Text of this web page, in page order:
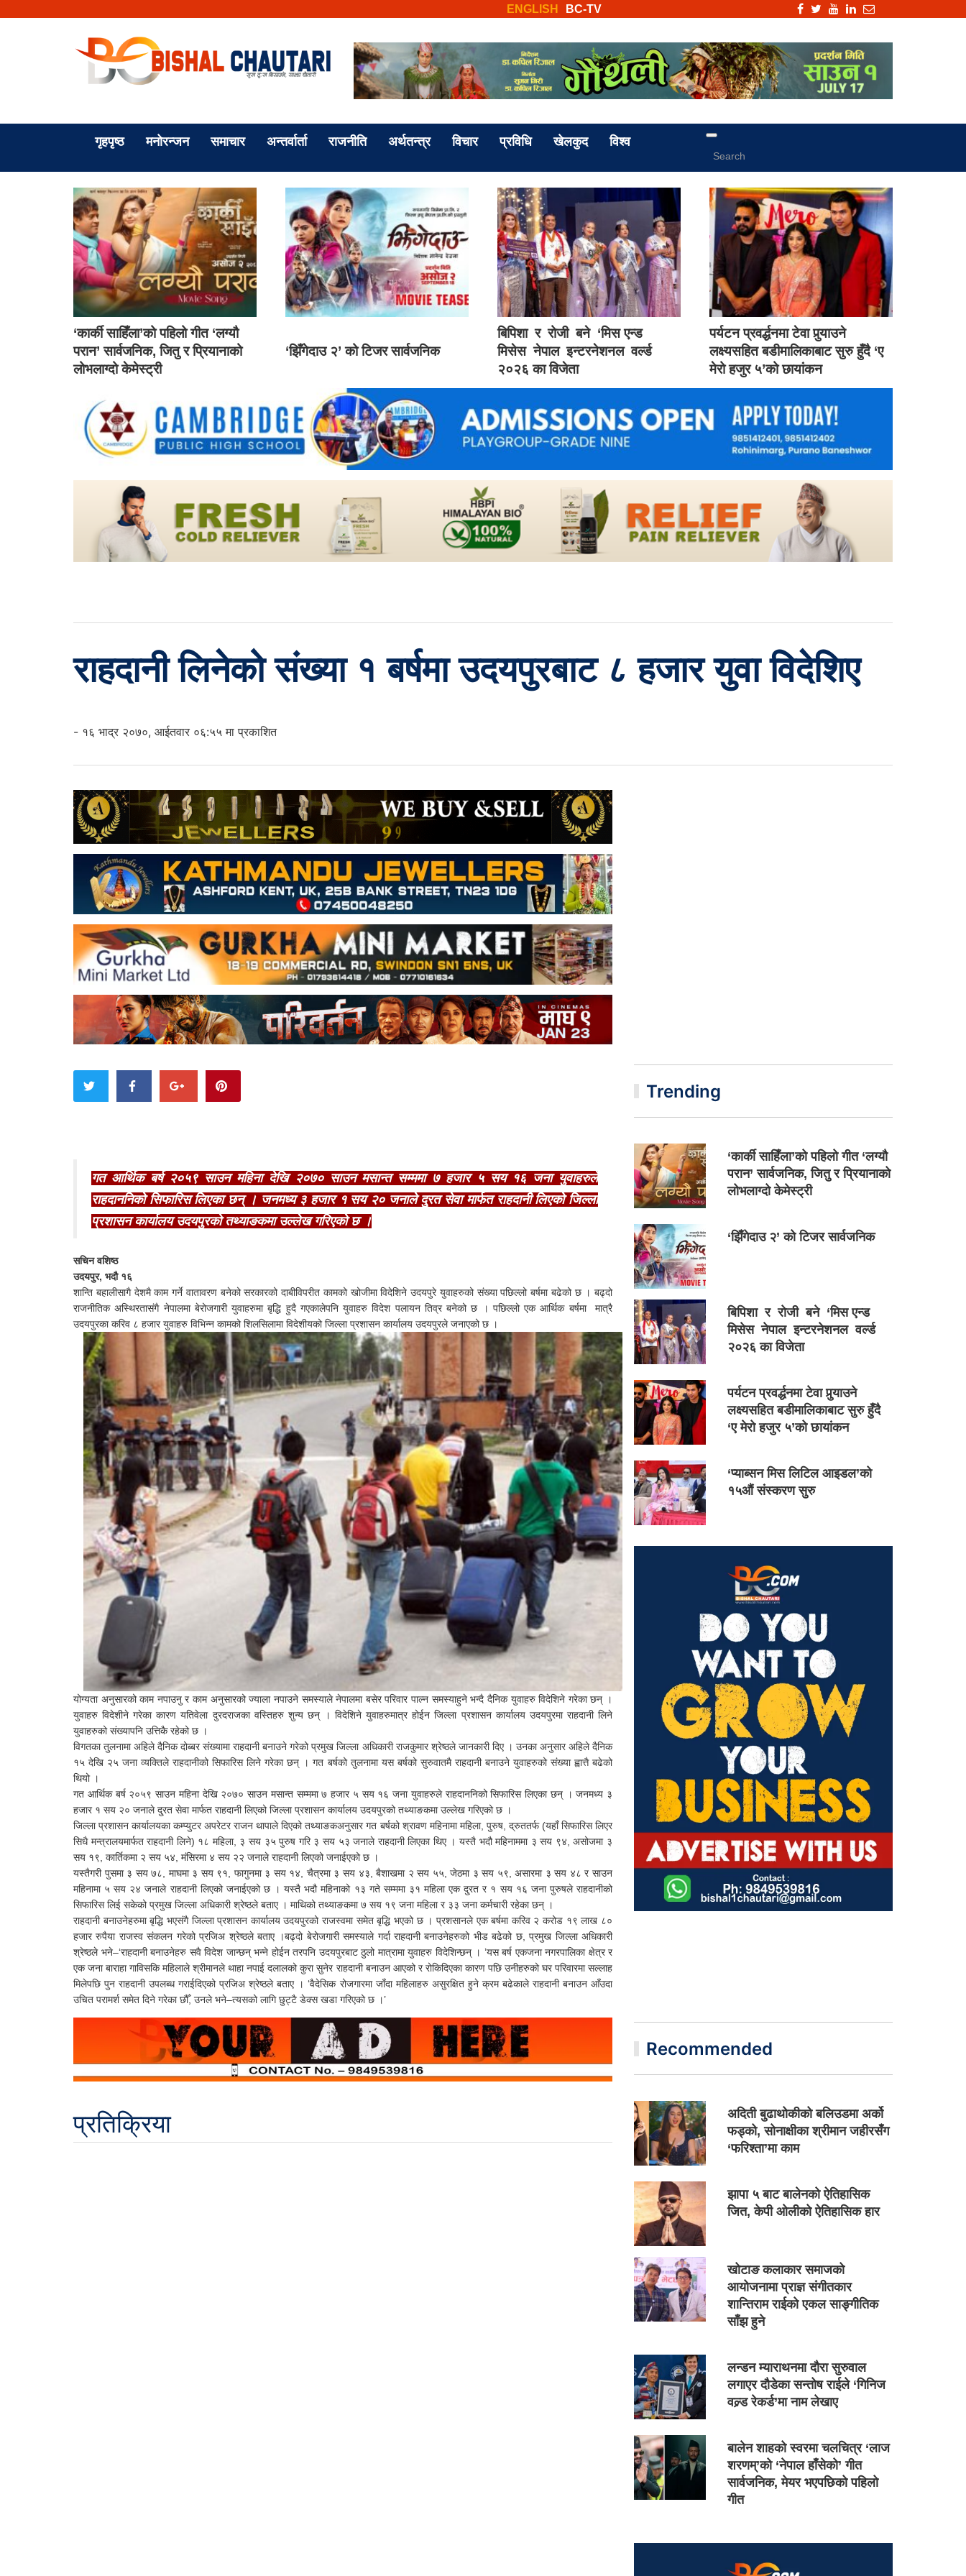
BC-TV
ENGLISH
गृहपृष्ठ मनोरन्जन समाचार अन्तर्वार्ता राजनीति अर्थतन्त्र विचार प्रविधि खेलकुद विश्व
‘कार्की साहिँला’को पहिलो गीत ‘लग्यौ
परान’ सार्वजनिक, जितु र प्रियानाको
लोभलाग्दो केमेस्ट्री
‘झिँगेदाउ २’ को टिजर सार्वजनिक
बिपिशा र रोजी बने ‘मिस एन्ड
मिसेस नेपाल इन्टरनेशनल वर्ल्ड
२०२६ का विजेता
पर्यटन प्रवर्द्धनमा टेवा पुर्‍याउने
लक्ष्यसहित बडीमालिकाबाट सुरु हुँदै ‘ए
मेरो हजुर ५’को छायांकन
राहदानी लिनेको संख्या १ बर्षमा उदयपुरबाट ८ हजार युवा विदेशिए
- १६ भाद्र २०७०, आईतवार ०६:५५ मा प्रकाशित
गत आर्थिक बर्ष २०५९ साउन महिना देखि २०७० साउन मसान्त सम्ममा ७ हजार ५ सय १६ जना युवाहरुले
राहदाननिको सिफारिस लिएका छन् । जनमध्य ३ हजार १ सय २० जनाले दु्रत सेवा मार्फत राहदानी लिएको जिल्ला
प्रशासन कार्यालय उदयपुरको तथ्याङकमा उल्लेख गरिएको छ ।
सचिन वशिष्ठ
उदयपुर, भदौ १६
शान्ति बहालीसागै देशमै काम गर्ने वातावरण बनेको सरकारको दाबीविपरीत कामको खोजीमा विदेशिने उदयपुरे युवाहरुको संख्या पछिल्लो बर्षमा बढेको छ । बढ्दो
राजनीतिक अस्थिरतासंगै नेपालमा बेरोजगारी युवाहरुमा बृद्धि हुदै गएकालेपनि युवाहरु विदेश पलायन तिव्र बनेको छ । पछिल्लो एक आर्थिक बर्षमा मात्रै
उदयपुरका करिव ८ हजार युवाहरु विभिन्न कामको शिलसिलामा विदेशीयको जिल्ला प्रशासन कार्यालय उदयपुरले जनाएको छ ।
योग्यता अनुसारको काम नपाउनु र काम अनुसारको ज्याला नपाउने समस्याले नेपालमा बसेर परिवार पाल्न समस्याहुने भन्दै दैनिक युवाहरु विदेशिने गरेका छन् ।
युवाहरु विदेशीने गरेका कारण यतिवेला दुरदराजका वस्तिहरु शुन्य छन् । विदेशिने युवाहरुमात्र होईन जिल्ला प्रशासन कार्यालय उदयपुरमा राहदानी लिने
युवाहरुको संख्यापनि उत्तिकै रहेको छ ।
विगतका तुलनामा अहिले दैनिक दोब्बर संख्यामा राहदानी बनाउने गरेको प्रमुख जिल्ला अधिकारी राजकुमार श्रेष्ठले जानकारी दिए । उनका अनुसार अहिले दैनिक
१५ देखि २५ जना व्यक्तिले राहदानीको सिफारिस लिने गरेका छन् । गत बर्षको तुलनामा यस बर्षको सुरुवातमै राहदानी बनाउने युवाहरुको संख्या ह्वात्तै बढेको
थियो ।
गत आर्थिक बर्ष २०५९ साउन महिना देखि २०७० साउन मसान्त सम्ममा ७ हजार ५ सय १६ जना युवाहरुले राहदाननिको सिफारिस लिएका छन् । जनमध्य ३
हजार १ सय २० जनाले दु्रत सेवा मार्फत राहदानी लिएको जिल्ला प्रशासन कार्यालय उदयपुरको तथ्याङकमा उल्लेख गरिएको छ ।
जिल्ला प्रशासन कार्यालयका कम्प्युटर अपरेटर राजन थापाले दिएको तथ्याङकअनुसार गत बर्षको श्रावण महिनामा महिला, पुरुष, द्रुततर्फ (यहाँ सिफारिस लिएर
सिधै मन्त्रालयमार्फत राहदानी लिने) १८ महिला, ३ सय ३५ पुरुष गरि ३ सय ५३ जनाले राहदानी लिएका थिए । यस्तै भदौ महिनाममा ३ सय ९४, असोजमा ३
सय १९, कार्तिकमा २ सय ५४, मंसिरमा ४ सय २२ जनाले राहदानी लिएको जनाईएको छ ।
यस्तैगरी पुसमा ३ सय ७८, माघमा ३ सय ९१, फागुनमा ३ सय १४, चैत्रमा ३ सय ४३, बैशाखमा २ सय ५५, जेठमा ३ सय ५९, असारमा ३ सय ४८ र साउन
महिनामा ५ सय २४ जनाले राहदानी लिएको जनाईएको छ । यस्तै भदौ महिनाको १३ गते सम्ममा ३१ महिला एक दु्रत र १ सय १६ जना पुरुषले राहदानीको
सिफारिस लिई सकेको प्रमुख जिल्ला अधिकारी श्रेष्ठले बताए । माथिको तथ्याङकमा ७ सय १९ जना महिला र ३३ जना कर्मचारी रहेका छन् ।
राहदानी बनाउनेहरुमा बृद्धि भएसंगै जिल्ला प्रशासन कार्यालय उदयपुरको राजस्वमा समेत बृद्धि भएको छ । प्रशसानले एक बर्षमा करिव २ करोड १९ लाख ८०
हजार रुपैया राजस्व संकलन गरेको प्रजिअ श्रेष्ठले बताए ।बढ्दो बेरोजगारी समस्याले गर्दा राहदानी बनाउनेहरुको भीड बढेको छ, प्रमुख जिल्ला अधिकारी
श्रेष्ठले भने–‘राहदानी बनाउनेहरु सवै विदेश जान्छन् भन्ने होईन तरपनि उदयपुरबाट ठुलो मात्रामा युवाहरु विदेशिन्छन् । ’यस बर्ष एकजना नगरपालिका क्षेत्र र
एक जना बाराहा गाविसकि महिलाले श्रीमानले थाहा नपाई दलालको कुरा सुनेर राहदानी बनाउन आएको र रोकिदिएका कारण पछि उनीहरुको घर परिवारमा सल्लाह
मिलेपछि पुन राहदानी उपलब्ध गराईदिएको प्रजिअ श्रेष्ठले बताए । ‘वैदेसिक रोजगारमा जाँदा महिलाहरु असुरक्षित हुने क्रम बढेकाले राहदानी बनाउन आँउदा
उचित परामर्श समेत दिने गरेका छौँ, उनले भने–त्यसको लागि छुट्टै डेक्स खडा गरिएको छ ।’
प्रतिक्रिया
Trending
‘कार्की साहिँला’को पहिलो गीत ‘लग्यौ
परान’ सार्वजनिक, जितु र प्रियानाको
लोभलाग्दो केमेस्ट्री
‘झिँगेदाउ २’ को टिजर सार्वजनिक
बिपिशा र रोजी बने ‘मिस एन्ड
मिसेस नेपाल इन्टरनेशनल वर्ल्ड
२०२६ का विजेता
पर्यटन प्रवर्द्धनमा टेवा पुर्‍याउने
लक्ष्यसहित बडीमालिकाबाट सुरु हुँदै
‘ए मेरो हजुर ५’को छायांकन
‘प्याब्सन मिस लिटिल आइडल’को
१५औं संस्करण सुरु
Recommended
अदिती बुढाथोकीको बलिउडमा अर्को
फड्को, सोनाक्षीका श्रीमान जहीरसँग
‘फरिश्ता’मा काम
झापा ५ बाट बालेनको ऐतिहासिक
जित, केपी ओलीको ऐतिहासिक हार
खोटाङ कलाकार समाजको
आयोजनामा प्राज्ञ संगीतकार
शान्तिराम राईको एकल साङ्गीतिक
साँझ हुने
लन्डन म्याराथनमा दौरा सुरुवाल
लगाएर दौडेका सन्तोष राईले ‘गिनिज
वल्र्ड रेकर्ड’मा नाम लेखाए
बालेन शाहको स्वरमा चलचित्र ‘लाज
शरणम्’को ‘नेपाल हाँसेको’ गीत
सार्वजनिक, मेयर भएपछिको पहिलो
गीत